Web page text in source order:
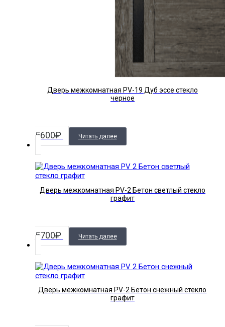
Дверь межкомнатная PV-19 Дуб эссе стекло
черное
5600₽ Читать далее
Дверь межкомнатная PV-2 Бетон светлый стекло
графит
5700₽ Читать далее
Дверь межкомнатная PV-2 Бетон снежный стекло
графит